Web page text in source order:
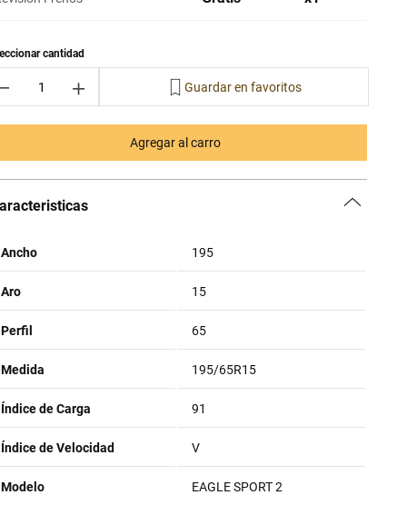
＋
Agregar al carro
Ancho 195
Aro 15
Perfil 65
Medida 195/65R15
Índice de Carga 91
Índice de Velocidad V
Modelo EAGLE SPORT 2